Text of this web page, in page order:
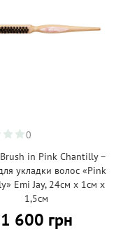
0
in Pink Chantilly –
укладки волос «Pink
Emi Jay, 24см х 1см х
1,5см
1 600 грн